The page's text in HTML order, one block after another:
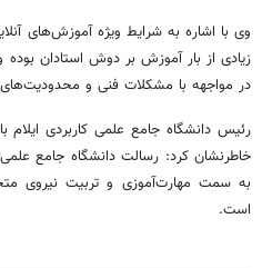
وی با اشاره به شرایط ویژه آموزش‌های
زیادی از بار آموزش بر دوش استادان
در مواجهه با مشکلات فنی و
رئیس دانشگاه جامع علمی کاربردی ایلام
خاطرنشان کرد: رسالت دانشگاه جامع
به سمت مهارت‌آموزی و تربیت نیروی
است.